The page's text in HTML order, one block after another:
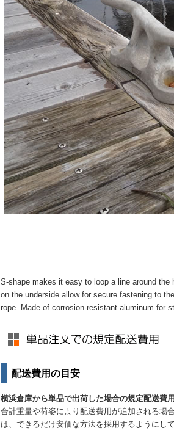
S-shape makes it easy to loop a line around
on the underside allow for secure fastening to
rope. Made of corrosion-resistant aluminum for
配送費用の目安
横浜倉庫から単品で出荷した場合の規定配送費
合計重量や荷姿により配送費用が追加される場
は、できるだけ安価な方法を採用するようにし